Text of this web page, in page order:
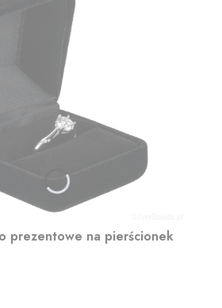
prezentowe na pierścionek